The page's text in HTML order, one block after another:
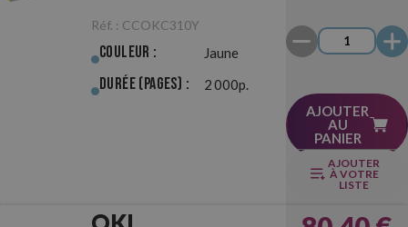
Jaune
Réf. : CCOKC310Y
Couleur : Jaune
Durée (pages) : 2 000p.
AJOUTER
AU
PANIER
AJOUTER
À VOTRE
LISTE